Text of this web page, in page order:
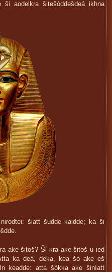
ši aodelkra šitešóddešdeá ikhna
šiatt šudde kaidde; ka ši
ake šitoš? Ši kra ake šitoš u ied
ka deá, deka, kea šo ake eš
keadde: atta šókka ake šiníatt